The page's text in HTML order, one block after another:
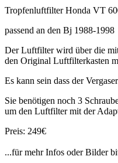
Tropfenluftfilter Honda VT
passend an den Bj 1988-1998
Der Luftfilter wird über die
den Original Luftfilterkasten
Es kann sein dass der
Sie benötigen noch 3
um den Luftfilter mit der
Preis: 249€
...für mehr Infos oder Bilder